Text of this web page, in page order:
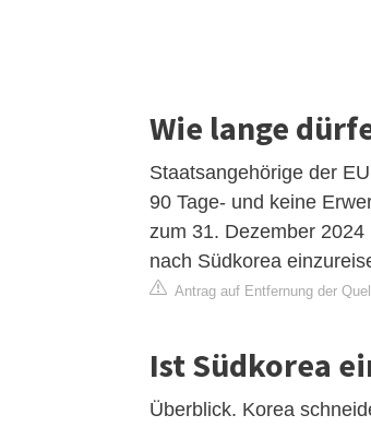
Wie lange
Staatsangehörige der
90 Tage- und keine
zum 31. Dezember
nach Südkorea
Antrag auf Entfernung der
Ist Südkorea
Überblick. Korea